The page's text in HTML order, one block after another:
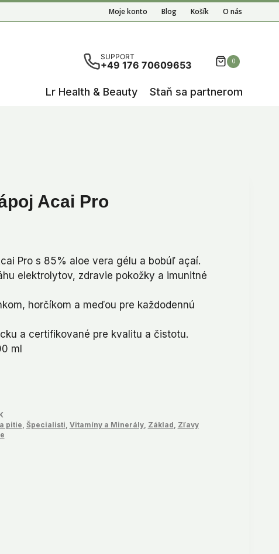
Moje konto Blog Košík O nás
results are available use up and down arrows
SUPPORT
+49 176 70609653 0
Lr Health & Beauty Staň sa partnerom
Acai Pro
Pro s 85% aloe vera gélu a bobúľ açaí.
elektrolytov, zdravie pokožky a imunitné
horčíkom a meďou pre každodennú
a certifikované pre kvalitu a čistotu.
ml
pitie Špecialisti Vitamíny a Minerály, Základ Zľavy